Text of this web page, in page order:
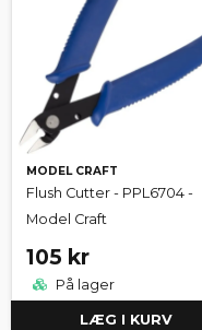
MODEL CRAFT
Flush Cutter - PPL6704 -
Model Craft
105 kr
På lager
LÆG I KURV